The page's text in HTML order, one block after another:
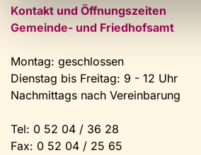
Kontakt und Öffnungszeiten
Gemeinde- und Friedhofsamt
Montag: geschlossen
Dienstag bis Freitag: 9 - 12 Uhr
Nachmittags nach Vereinbarung
Tel: 0 52 04 / 36 28
Fax: 0 52 04 / 25 65